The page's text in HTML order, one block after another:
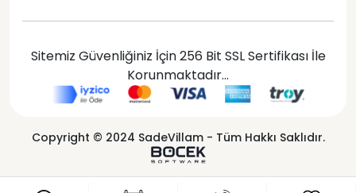
Sitemiz Güvenliğiniz İçin 256 Bit SSL Sertifikası İle
Korunmaktadır...
Copyright © 2024 SadeVillam - Tüm Hakkı Saklıdır.